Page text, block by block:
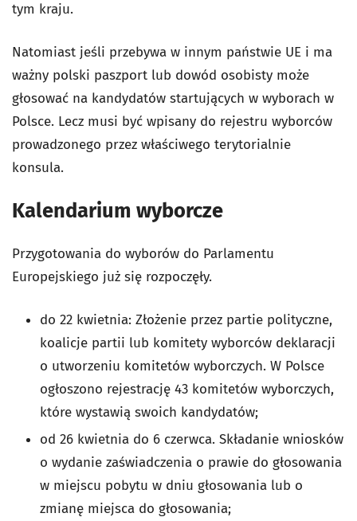
tym kraju.
Natomiast jeśli przebywa w innym państwie UE i ma
ważny polski paszport lub dowód osobisty może
głosować na kandydatów startujących w wyborach w
Polsce. Lecz musi być wpisany do rejestru wyborców
prowadzonego przez właściwego terytorialnie
konsula.
Kalendarium wyborcze
Przygotowania do wyborów do Parlamentu
Europejskiego już się rozpoczęły.
do 22 kwietnia: Złożenie przez partie polityczne,
koalicje partii lub komitety wyborców deklaracji
o utworzeniu komitetów wyborczych. W Polsce
ogłoszono rejestrację 43 komitetów wyborczych,
które wystawią swoich kandydatów;
od 26 kwietnia do 6 czerwca. Składanie wniosków
o wydanie zaświadczenia o prawie do głosowania
w miejscu pobytu w dniu głosowania lub o
zmianę miejsca do głosowania;